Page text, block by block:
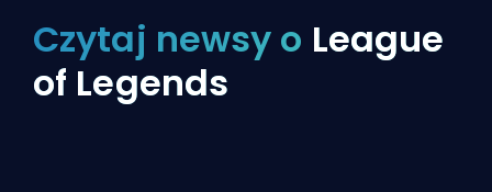
Czytaj newsy o League
of Legends